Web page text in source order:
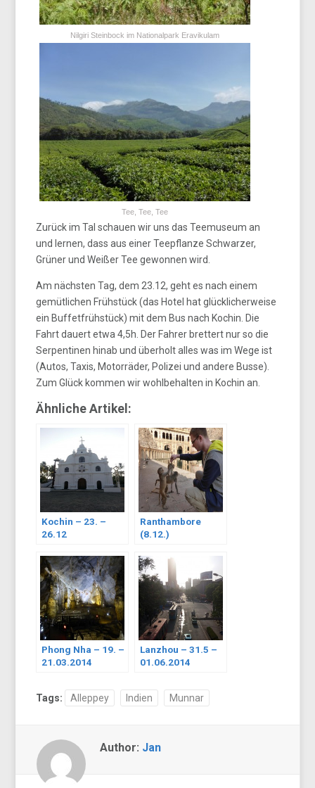
Nilgiri Steinbock im Nationalpark Eravikulam
Tee, Tee, Tee
Zurück im Tal schauen wir uns das Teemuseum an
und lernen, dass aus einer Teepflanze Schwarzer,
Grüner und Weißer Tee gewonnen wird.
Am nächsten Tag, dem 23.12, geht es nach einem
gemütlichen Frühstück (das Hotel hat glücklicherweise
ein Buffetfrühstück) mit dem Bus nach Kochin. Die
Fahrt dauert etwa 4,5h. Der Fahrer brettert nur so die
Serpentinen hinab und überholt alles was im Wege ist
(Autos, Taxis, Motorräder, Polizei und andere Busse).
Zum Glück kommen wir wohlbehalten in Kochin an.
Ähnliche Artikel:
Kochin – 23. –
26.12
Ranthambore
(8.12.)
Phong Nha – 19. –
21.03.2014
Lanzhou – 31.5 –
01.06.2014
Tags: Alleppey Indien Munnar
Author: Jan